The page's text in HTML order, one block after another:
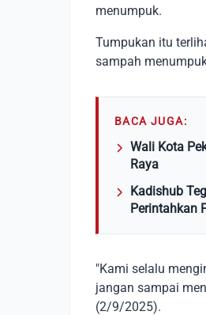
menumpuk.
Tumpukan itu
sampah
BACA JUGA:
Wali Kota
Raya
Kadishub
Perintahkan
"Kami selalu
jangan sampai
(2/9/2025).